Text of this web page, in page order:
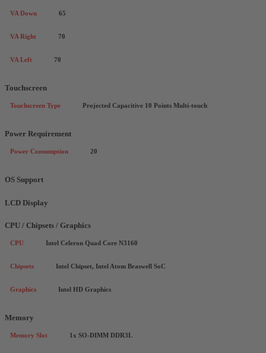
VA Down 65
VA Right 70
VA Left 70
Touchscreen
Touchscreen Type Projected Capacitive 10 Points Multi-touch
Power Requirement
Power Consumption 20
OS Support
LCD Display
CPU / Chipsets / Graphics
CPU Intel Celeron Quad Core N3160
Chipsets Intel Chipset, Intel Atom Braswell SoC
Graphics Intel HD Graphics
Memory
Memory Slot 1x SO-DIMM DDR3L